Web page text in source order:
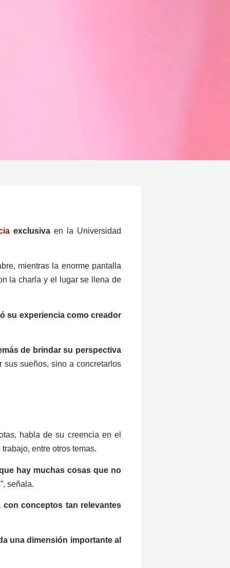
exclusivaen la Universidad
mientras la enorme pantalla
la charla y el lugar se llena de
su experiencia como creador
de brindar su perspectiva
sueños, sino a concretarlos
habla de su creencia en el
entre otros temas.
hay muchas cosas que no
señala.
conceptos tan relevantes
una dimensión importante al